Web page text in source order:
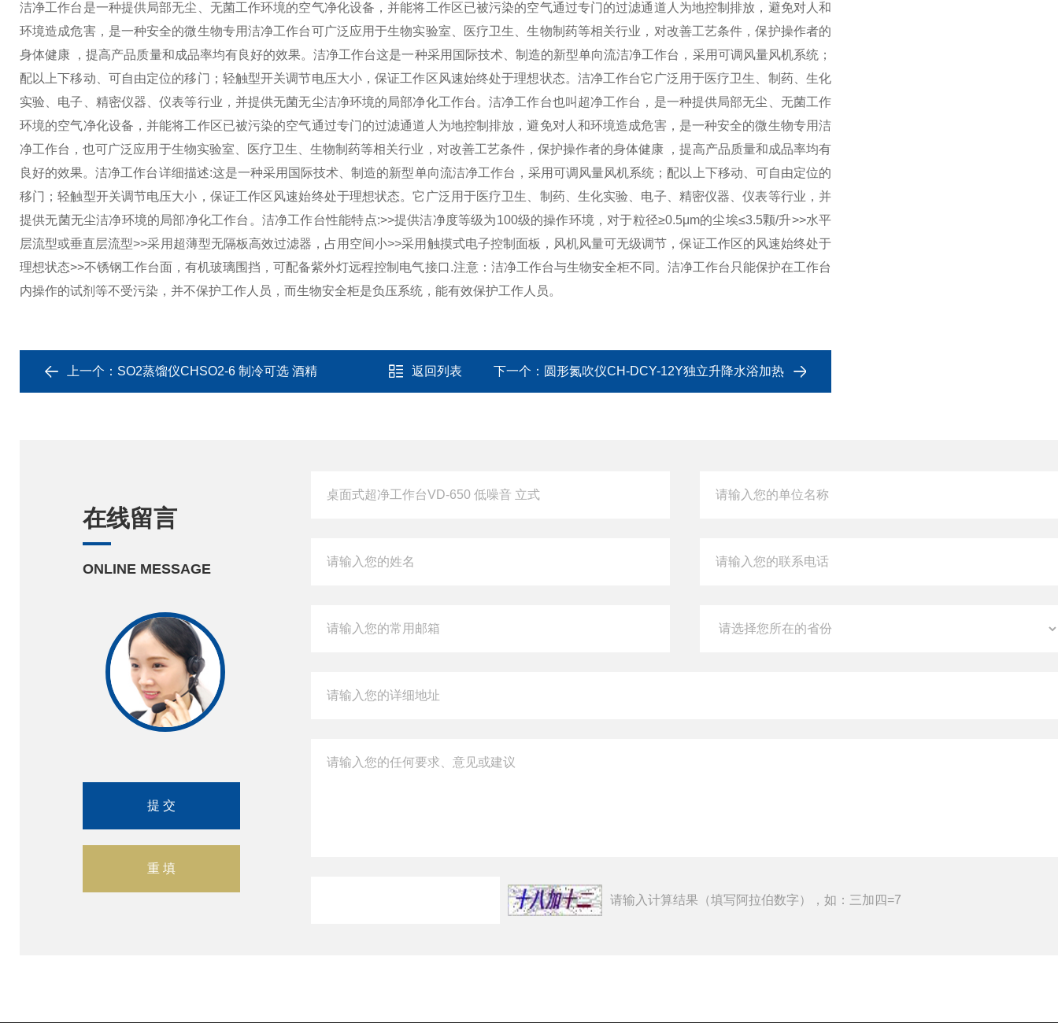
洁净工作台是一种提供局部无尘、无菌工作环境的空气净化设备，并能将工作区已被污染的空气通过专门的过滤通道人为地控制排放，避免对人和
环境造成危害，是一种安全的微生物专用洁净工作台可广泛应用于生物实验室、医疗卫生、生物制药等相关行业，对改善工艺条件，保护操作者的
身体健康 ，提高产品质量和成品率均有良好的效果。洁净工作台这是一种采用国际技术、制造的新型单向流洁净工作台，采用可调风量风机系统；
配以上下移动、可自由定位的移门；轻触型开关调节电压大小，保证工作区风速始终处于理想状态。 洁净工作台它广泛用于医疗卫生、制药、生化
实验、电子、精密仪器、仪表等行业，并提供无菌无尘洁净环境的局部净化工作台。洁净工作台也叫超净工作台，是一种提供局部无尘、无菌工作
环境的空气净化设备，并能将工作区已被污染的空气通过专门的过滤通道人为地控制排放，避免对人和环境造成危害，是一种安全的微生物专用洁
净工作台，也可广泛应用于生物实验室、医疗卫生、生物制药等相关行业，对改善工艺条件，保护操作者的身体健康 ，提高产品质量和成品率均有
良好的效果。洁净工作台详细描述:这是一种采用国际技术、制造的新型单向流洁净工作台，采用可调风量风机系统；配以上下移动、可自由定位的
移门；轻触型开关调节电压大小，保证工作区风速始终处于理想状态。它广泛用于医疗卫生、制药、生化实验、电子、精密仪器、仪表等行业，并
提供无菌无尘洁净环境的局部净化工作台。 洁净工作台性能特点:>>提供洁净度等级为100级的操作环境，对于粒径≥0.5μm的尘埃≤3.5颗/升>>水平
层流型或垂直层流型>>采用超薄型无隔板高效过滤器，占用空间小>>采用触摸式电子控制面板，风机风量可无级调节，保证工作区的风速始终处于
理想状态>>不锈钢工作台面，有机玻璃围挡，可配备紫外灯远程控制电气接口.注意：洁净工作台与生物安全柜不同。洁净工作台只能保护在工作台
内操作的试剂等不受污染，并不保护工作人员，而生物安全柜是负压系统，能有效保护工作人员。
上一个： SO2蒸馏仪CHSO2-6 制冷可选 酒精 返回列表 下一个： 圆形氮吹仪CH-DCY-12Y独立升降水浴加热
在线留言
ONLINE MESSAGE
请输入计算结果（填写阿拉伯数字），如：三加四=7